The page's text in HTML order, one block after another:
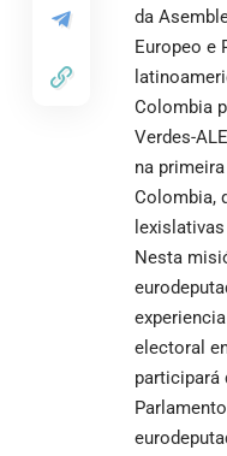
da
Europeo e
Colombia
Verdes-
na
Colombia,
Nesta
electoral
participará